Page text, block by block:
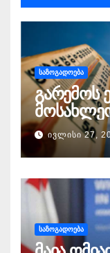
ᲡᲐᲖᲝᲒᲐᲓᲝᲔᲑᲐ
გარემოს
დღეებში
ᲘᲕᲚᲘᲡᲘ 27,
ᲡᲐᲖᲝᲒᲐᲓᲝᲔᲑᲐ